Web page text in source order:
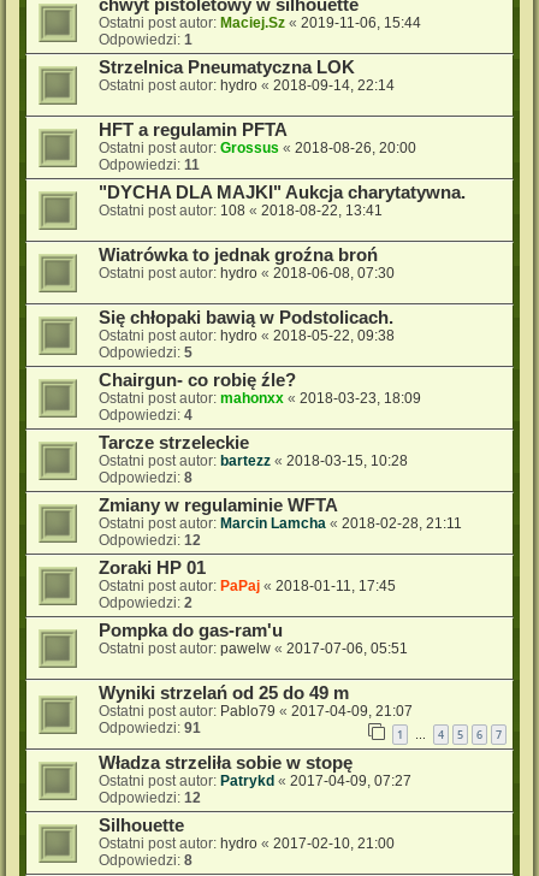
chwyt pistoletowy w silhouette
Ostatni post autor: Maciej.Sz « 2019-11-06, 15:44
Odpowiedzi: 1
Strzelnica Pneumatyczna LOK
Ostatni post autor: hydro « 2018-09-14, 22:14
HFT a regulamin PFTA
Ostatni post autor: Grossus « 2018-08-26, 20:00
Odpowiedzi: 11
"DYCHA DLA MAJKI" Aukcja charytatywna.
Ostatni post autor: 108 « 2018-08-22, 13:41
Wiatrówka to jednak groźna broń
Ostatni post autor: hydro « 2018-06-08, 07:30
Się chłopaki bawią w Podstolicach.
Ostatni post autor: hydro « 2018-05-22, 09:38
Odpowiedzi: 5
Chairgun- co robię źle?
Ostatni post autor: mahonxx « 2018-03-23, 18:09
Odpowiedzi: 4
Tarcze strzeleckie
Ostatni post autor: bartezz « 2018-03-15, 10:28
Odpowiedzi: 8
Zmiany w regulaminie WFTA
Ostatni post autor: Marcin Lamcha « 2018-02-28, 21:11
Odpowiedzi: 12
Zoraki HP 01
Ostatni post autor: PaPaj « 2018-01-11, 17:45
Odpowiedzi: 2
Pompka do gas-ram'u
Ostatni post autor: pawelw « 2017-07-06, 05:51
Wyniki strzelań od 25 do 49 m
Ostatni post autor: Pablo79 « 2017-04-09, 21:07
Odpowiedzi: 91 1 … 4 5 6 7
Władza strzeliła sobie w stopę
Ostatni post autor: Patrykd « 2017-04-09, 07:27
Odpowiedzi: 12
Silhouette
Ostatni post autor: hydro « 2017-02-10, 21:00
Odpowiedzi: 8